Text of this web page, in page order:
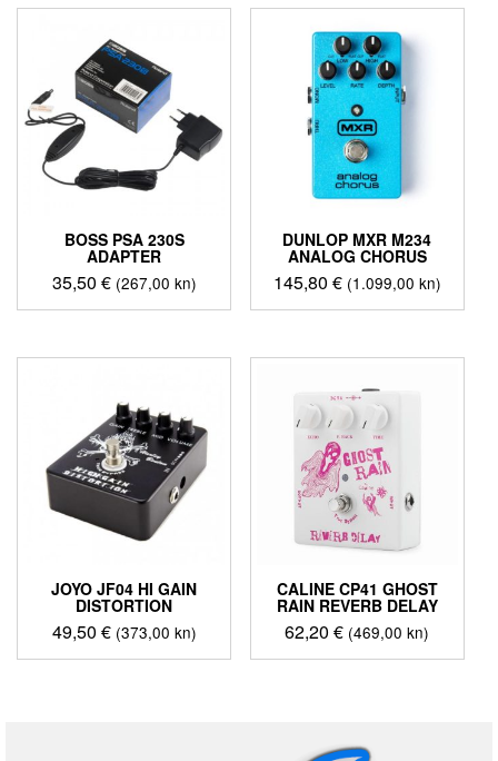
BOSS PSA 230S
ADAPTER
35,50 € (267,00 kn)
DUNLOP MXR M234
ANALOG CHORUS
145,80 € (1.099,00 kn)
JOYO JF04 HI GAIN
DISTORTION
49,50 € (373,00 kn)
CALINE CP41 GHOST
RAIN REVERB DELAY
62,20€ (469,00 kn)